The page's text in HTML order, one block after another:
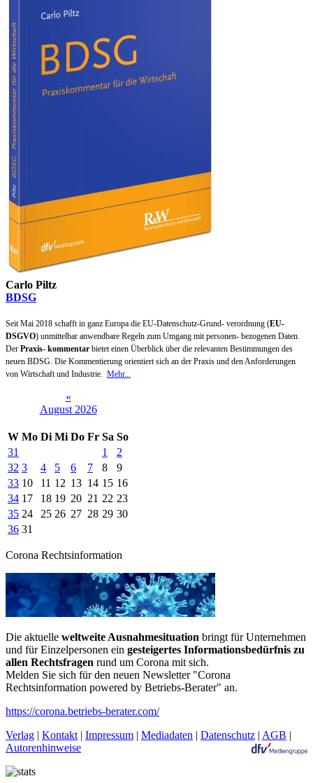
Carlo Piltz
BDSG
Seit Mai 2018 schafft in ganz Europa die EU-Datenschutz-Grund- verordnung (EU-
DSGVO) unmittelbar anwendbare Regeln zum Umgang mit personen- bezogenen Daten.
Der Praxis- kommentar bietet einen Überblick über die relevanten Bestimmungen des
neuen BDSG. Die Kommentierung orientiert sich an der Praxis und den Anforderungen
von Wirtschaft und Industrie. Mehr...
«
August 2026
W Mo Di Mi Do Fr Sa So
31
1
2
32 3 4 5 6 7 8
9
33 10 11 12 13 14 15 16
34 17 18 19 20 21 22 23
35 24 25 26 27 28 29 30
36 31
Corona Rechtsinformation
Die aktuelle weltweite Ausnahmesituation bringt für Unternehmen
und für Einzelpersonen ein gesteigertes Informationsbedürfnis zu
allen Rechtsfragen rund um Corona mit sich.
Melden Sie sich für den neuen Newsletter "Corona
Rechtsinformation powered by Betriebs-Berater" an.
https://corona.betriebs-berater.com/
Verlag | Kontakt | Impressum | Mediadaten | Datenschutz | AGB |
Autorenhinweise